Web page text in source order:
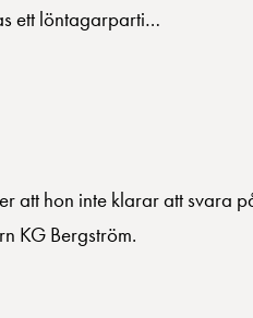
ett löntagarparti…
att hon inte klarar att svara
KG Bergström.